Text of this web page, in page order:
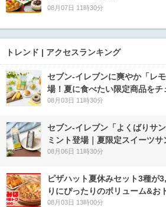
08月07日 11時30分
トレンド | アクセスランキング
セブン‐イレブンに爽やか「レ
場！夏に食べたい限定商品をチ
08月03日 11時30分
セブン‐イレブン「よくばりサ
ミント登場｜夏限定スイーツ
08月06日 11時30分
ピザハット夏休みセット3種が
りにぴったりのボリューム&お
08月03日 13時00分